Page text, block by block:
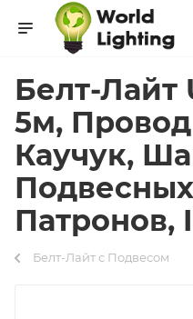
Белт-Лайт
5м,
Каучук,
Подвесных
Патронов,
Белт-Лайт с Подвесом